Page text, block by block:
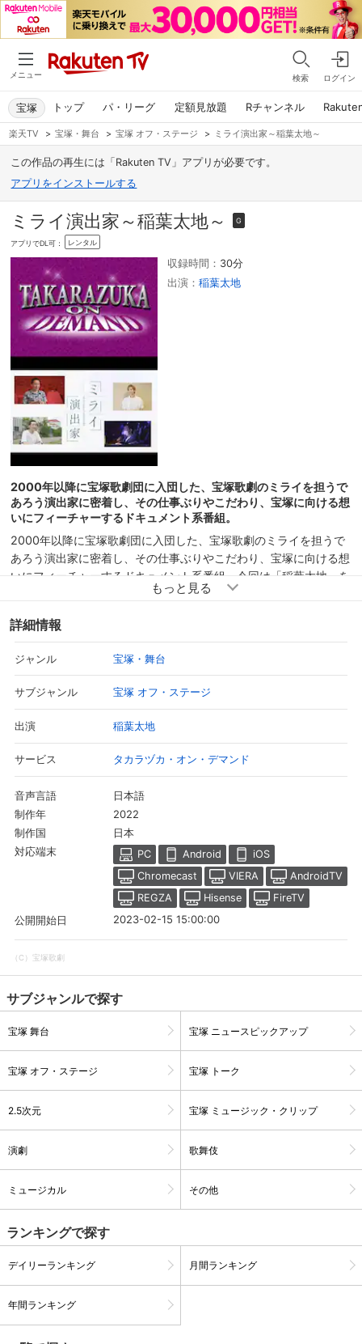
メニュー 検索 ログイン
トップ パ・リーグ 定額見放題 Rチャンネル
宝塚
楽天TV > 宝塚・舞台 > 宝塚 オフ・ステージ > ミライ演出家～稲葉太地～
この作品の再生には「Rakuten TV」アプリが必要です。
アプリをインストールする
ミライ演出家～稲葉太地～ G
アプリでDL可： レンタル
収録時間： 30分
出演：稲葉太地
2000年以降に宝塚歌劇団に入団した、宝塚歌劇のミライを担うで
あろう演出家に密着し、その仕事ぶりやこだわり、宝塚に向ける想
いにフィーチャーするドキュメント系番組。
2000年以降に宝塚歌劇団に入団した、宝塚歌劇のミライを担うで
あろう演出家に密着し、その仕事ぶりやこだわり、宝塚に向ける想
いにフィーチャーするドキュメント系番組。今回は「稲葉太地」を
取り上げる。1977年に静岡県に生まれ、幼少は東京都で育った稲
初めて観たのが1990年に公演された星組公演『宝塚レビュ
ー’90』。初観劇以降どんどんと宝塚の魅力を知り、はまり、演出
家という仕事を意識して過ごしたあと、大学卒業と共に2000年、
ー作品を中心とした華々しい創作活動の根底にあるのは、とにかく
宝塚が大好きという揺るぎないアツすぎる想い、出演者はもちろ
ん、自身の作品創りに関わるすべてのスタッフに向けるリスペクト
と尊重、深い感謝を持っていつでも誰にでも誠実に向き合うスタン
光の証言も交えながら、最新担当作である花組公演『Fashionable
Empire』が創られ、初日を迎える過程の一部を知ることもできる
貴重な30分―。稲葉と宝塚へのミライにも想いを馳せながら、存
分にお楽しみください。※著作権上の都合により、一部割愛致して
おります。
詳細情報
ジャンル 宝塚・舞台
サブジャンル 宝塚 オフ・ステージ
出演 稲葉太地
サービス タカラヅカ・オン・デマンド
音声言語 日本語
制作年 2022
制作国 日本
対応端末 PC Android
iOS
Chromecast
VIERA
AndroidTV
REGZA
Hisense
FireTV
公開開始日
2023-02-15 15:00:00
（C）宝塚歌劇
サブジャンルで探す
宝塚 舞台 宝塚 ニュースピックアップ
宝塚 オフ・ステージ 宝塚 トーク
2.5次元 宝塚 ミュージック・クリップ
演劇 歌舞伎
ミュージカル その他
ランキングで探す
デイリーランキング 月間ランキング
年間ランキング